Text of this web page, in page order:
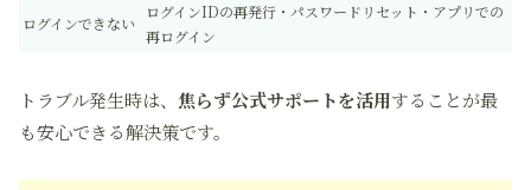
ログインできない
ログインIDの再発行・パスワードリセット・アプリでの
再ログイン
トラブル発生時は、 焦らず公式サポートを活用することが最
も安心できる解決策です。